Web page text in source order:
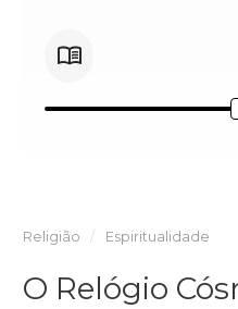
Religião Espiritualidade
O Relógio